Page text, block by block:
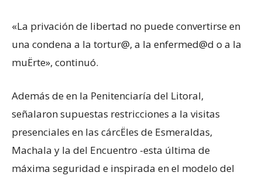
«La privación de libertad no puede convertirse en
una condena a la tortur@, a la enfermed@d o a la
muËrte», continuó.
Además de en la Penitenciaría del Litoral,
señalaron supuestas restricciones a la visitas
presenciales en las cárcËles de Esmeraldas,
Machala y la del Encuentro -esta última de
máxima seguridad e inspirada en el modelo del